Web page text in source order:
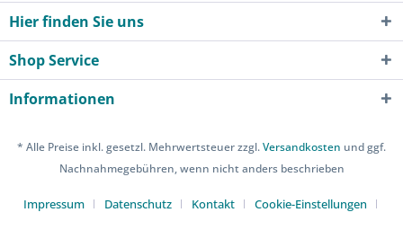
Hier finden Sie uns
Shop Service
Informationen
* Alle Preise inkl. gesetzl. Mehrwertsteuer zzgl.Versandkosten und ggf.
Nachnahmegebühren, wenn nicht anders beschrieben
Impressum Datenschutz Kontakt
Cookie-Einstellungen